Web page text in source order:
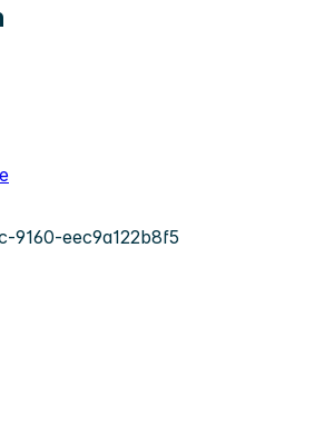
9160-eec9a122b8f5